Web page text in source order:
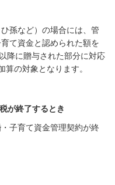
孫など）の場合には、管
て資金と認められた額を
降に贈与された部分に対応
算の対象となります。
が終了するとき
子育て資金管理契約が終